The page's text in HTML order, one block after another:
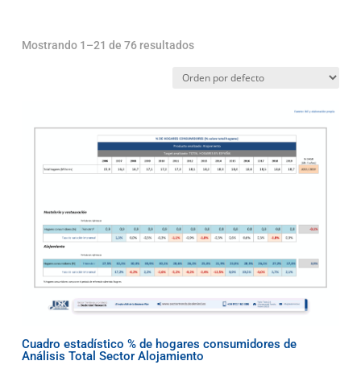
Mostrando 1–21 de 76 resultados
Cuadro estadístico % de hogares consumidores de
Análisis Total Sector Alojamiento